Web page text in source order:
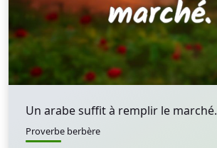
Un arabe suffit à remplir le marché.
Proverbe berbère